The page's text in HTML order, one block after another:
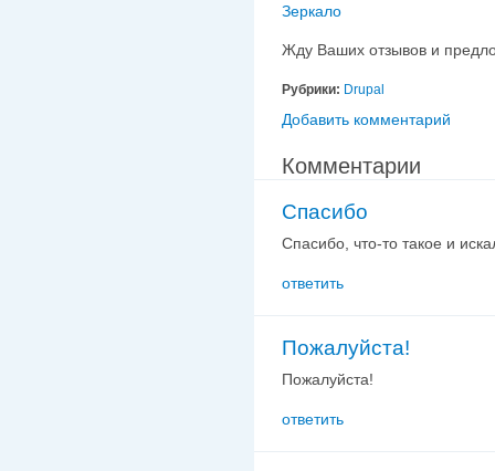
Зеркало
Жду Ваших отзывов и
Рубрики: Drupal
Добавить комментарий
Комментарии
Спасибо
Спасибо, что-то такое и
ответить
Пожалуйста!
Пожалуйста!
ответить